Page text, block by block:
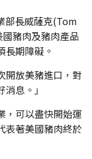
部長威薩克(Tom
豬肉及豬肉產品
長期障礙。
開放美豬進口，對
息。」
，可以盡快開始運
表著美國豬肉終於